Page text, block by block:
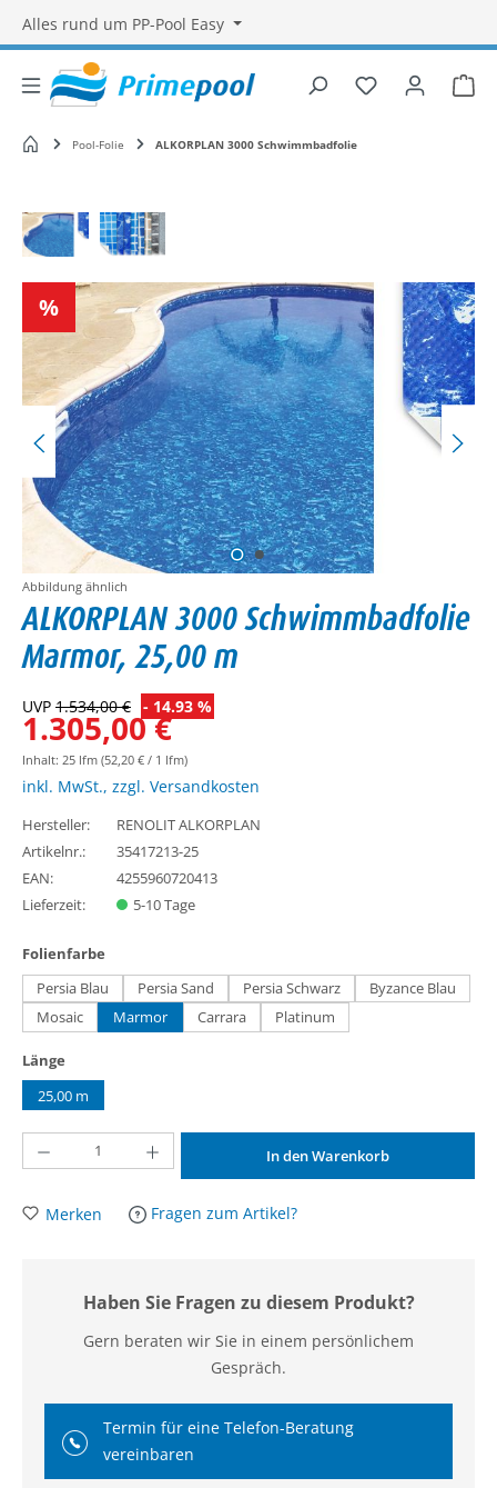
Alles rund um PP-Pool Easy
Du hast 0
Startseite Pool-Folie ALKORPLAN 3000 Schwimmbadfolie
Rabatt
%
Abbildung ähnlich
ALKORPLAN 3000 Schwimmbadfolie
Marmor, 25,00 m
UVP 1.534,00 € - 14.93 %
1.305,00 €
Inhalt: 25 lfm (52,20 € / 1 lfm)
inkl. MwSt., zzgl. Versandkosten
Hersteller:
RENOLIT ALKORPLAN
Artikelnr.:
35417213-25
EAN:
4255960720413
Lieferzeit:
5-10 Tage
Folienfarbe
Persia Blau
Persia Sand Persia Schwarz
Byzance Blau
Mosaic
Marmor Carrara Platinum
Länge
25,00 m
Produkt Anzahl: Gib den gewünschten Wert ein oder benutze die Schaltflächen
In den Warenkorb
Merken Fragen zum Artikel?
Haben Sie Fragen zu diesem Produkt?
Gern beraten wir Sie in einem persönlichem
Gespräch.
Termin für eine Telefon-Beratung
vereinbaren